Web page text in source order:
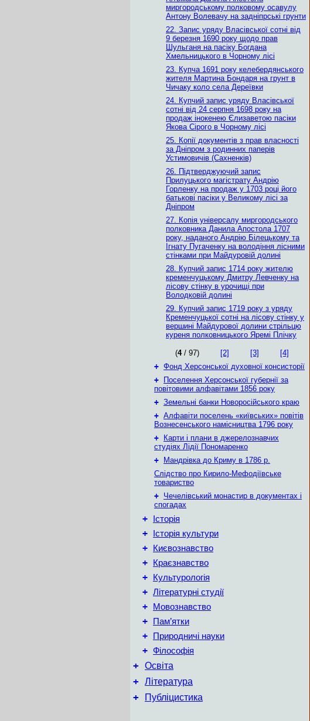
миргородському полковому осавулу
Антону Волевачу на задніпрські грунти
22. Запис уряду Власівської сотні від
9 березня 1690 року щодо прав
Шульганя на пасіку Богдана
Хмельницького в Чорному лісі
23. Купча 1691 року келебердянського
жителя Мартина Бондаря на грунт в
Чичаку коло села Дереївки
24. Купчий запис уряду Власівської
сотні від 24 серпня 1698 року на
продаж інокенею Єлизаветою пасіки
Якова Сірого в Чорному лісі
25. Копії документів з прав власності
за Дніпром з родинних паперів
Устимовичів (Сахненків)
26. Підтверджуючий запис
Прилуцького магістрату Андрію
Горленку на продаж у 1703 році його
батькові пасіки у Великому лісі за
Дніпром
27. Копія універсалу миргородського
полковника Данила Апостола 1707
року, наданого Андрію Білецькому та
Ігнату Пугаченку на володіння лісними
стінками при Майдуровій долині
28. Купчий запис 1714 року жителю
кременчуцькому Дмитру Левченку на
лісову стінку в урочищі при
Володковій долині
29. Купчий запис 1719 року з уряду
Кременчуцької сотні на лісову стінку у
вершині Майдурової долини стрільцю
куреня полковницького Яремі Плічку
(4/ 97) [2] [3]
[4]
+ Фонд Херсонської духовної консисторії
+
Поселення Херсонської губернії за
повітовими алфавітами 1856 року
+ Земельні банки Новоросійського краю
+ Алфавіти поселень «київських» повітів
Вознесенського намісництва 1796 року
+
Карти і плани в джерелознавчих
студіях Лідії Пономаренко
+
Мандрівка до Криму в 1786 р.
Слідство про Кирило-Мефодіївське
товариство
+ Чечелівський монастир в документах і
спогадах
+ Історія
+ Історія культури
+ Києвознавство
+ Краєзнавство
+ Культурологія
+ Літературні студії
+ Мовознавство
+ Пам’ятки
+ Природничі науки
+ Філософія
+ Освіта
+ Література
+ Публіцистика